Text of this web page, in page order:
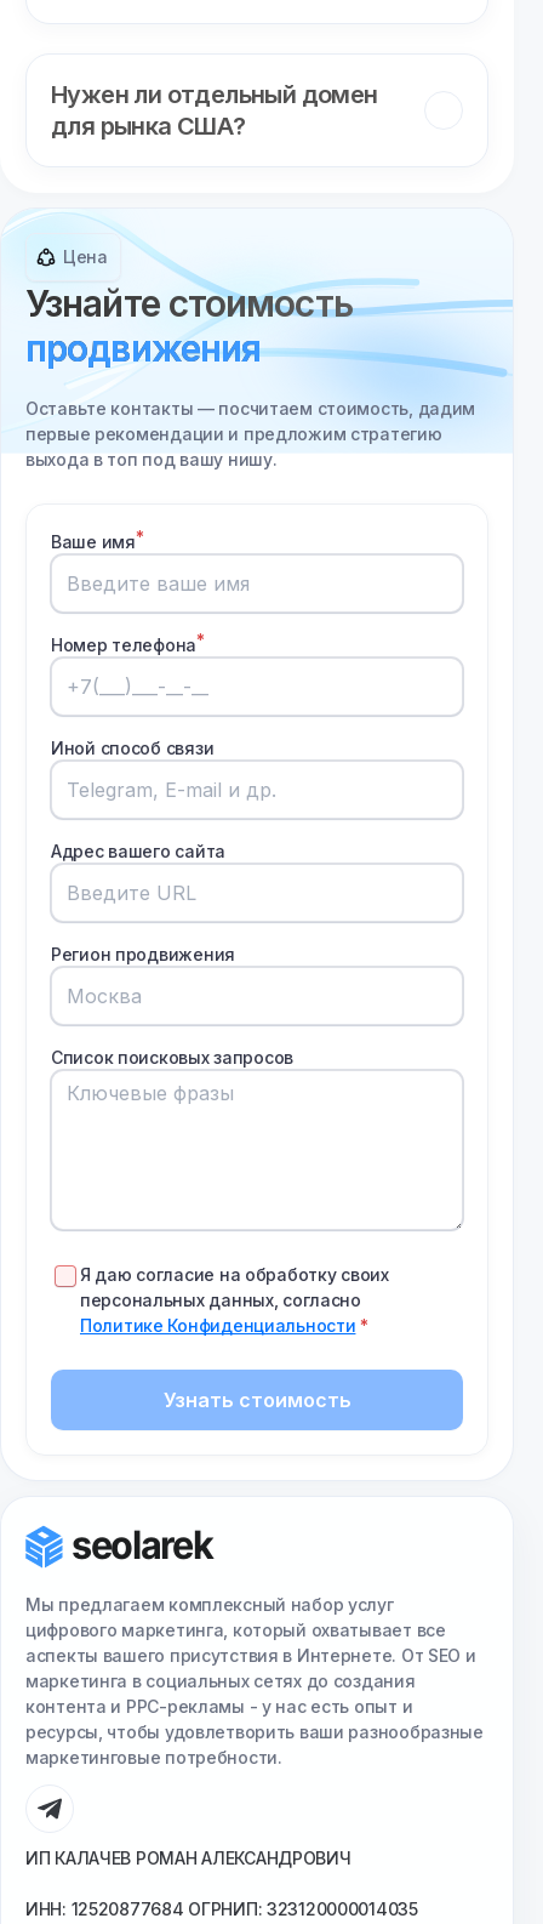
Нужен ли отдельный домен
для рынка США?
Цена
Узнайте стоимость
продвижения
Оставьте контакты — посчитаем стоимость, дадим
первые рекомендации и предложим стратегию
выхода в топ под вашу нишу.
Ваше имя
Номер телефона
Иной способ связи
Адрес вашего сайта
Регион продвижения
Список поисковых запросов
Я даю согласие на обработку своих
персональных данных, согласно
Политике Конфиденциальности
Узнать стоимость
Мы предлагаем комплексный набор услуг
цифрового маркетинга, который охватывает все
аспекты вашего присутствия в Интернете. От SEO и
маркетинга в социальных сетях до создания
контента и PPC-рекламы - у нас есть опыт и
ресурсы, чтобы удовлетворить ваши разнообразные
маркетинговые потребности.
ИП КАЛАЧЕВ РОМАН АЛЕКСАНДРОВИЧ
ИНН: 12520877684 ОГРНИП: 323120000014035